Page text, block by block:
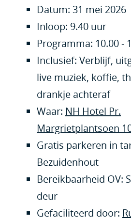
Datum: 31 mei 2026
Inloop: 9.40 uur
Programma: 10.00 -
Inclusief: Verblijf,
live muziek, koffie,
drankje achteraf
Waar: NH Hotel Pr.
Margrietplantsoen
Gratis parkeren in
Bezuidenhout
Bereikbaarheid OV:
deur
Gefaciliteerd door: